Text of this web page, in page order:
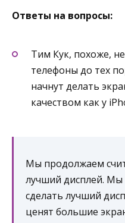
Ответы на вопросы:
Тим Кук, похоже,
телефоны до тех
начнут делать
качеством как у
Мы продолжаем
лучший дисплей. Мы
сделать лучший
ценят большие